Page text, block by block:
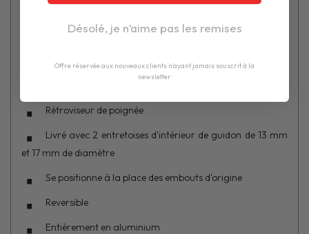
Rétroviseur de poignée
Livré avec 2 entretoises d'intérieur de guidon de 13 mm
et 17 mm de diamètre
Se positionne à la place des embouts d'origine
Reversible
Entièrement en aluminium
Désolé, je n’aime pas les remises
Offre réservée aux nouveaux clients n'ayant jamais souscrit à la
newsletter